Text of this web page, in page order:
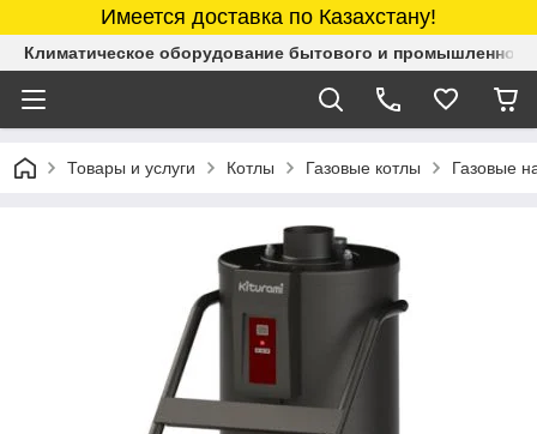
Имеется доставка по Казахстану!
Климатическое оборудование бытового и промышленного
Товары и услуги Котлы Газовые котлы Газовые